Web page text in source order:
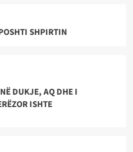
SHPIRTIN
DUKJE, AQ DHE I
ISHTE